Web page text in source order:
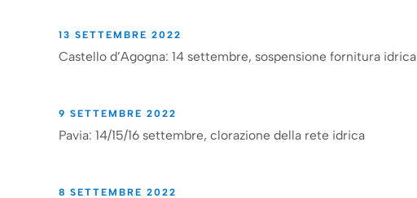
13 SETTEMBRE 2022
Castello d’Agogna: 14 settembre, sospensione fornitura idrica
9 SETTEMBRE 2022
Pavia: 14/15/16 settembre, clorazione della rete idrica
8 SETTEMBRE 2022